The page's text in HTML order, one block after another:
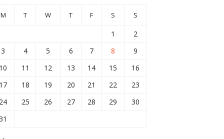
M T W T F S S
1
2
3
4 5 6 7 8
9
10
11 12 13 14 15
16
17
18 19 20 21 22
23
24
25 26 27 28 29
30